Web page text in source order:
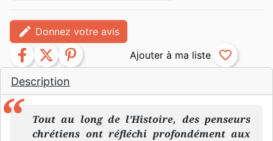
Description
Tout au long de l’Histoire, des penseurs
chrétiens ont réfléchi profondément aux
edit Donnez votre avis
facebook twitter pinterest favorite_border